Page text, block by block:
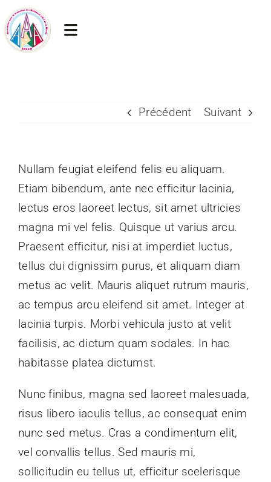
Passer
au
contenu
Toggle
Chambre des métiers
Liens utiles
Contact
Précédent Suivant
Nullam feugiat eleifend felis eu aliquam.
Etiam bibendum, ante nec efficitur lacinia,
lectus eros laoreet lectus, sit amet ultricies
magna mi vel felis. Quisque ut varius arcu.
Praesent efficitur, nisi at imperdiet luctus,
tellus dui dignissim purus, et aliquam diam
metus ac velit. Mauris aliquet rutrum mauris,
ac tempus arcu eleifend sit amet. Integer at
lacinia turpis. Morbi vehicula justo at velit
facilisis, ac dictum quam sodales. In hac
habitasse platea dictumst.
Nunc finibus, magna sed laoreet malesuada,
risus libero iaculis tellus, ac consequat enim
nunc sed metus. Cras a condimentum elit,
vel convallis tellus. Sed mauris mi,
sollicitudin eu tellus ut, efficitur scelerisque